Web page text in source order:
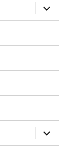
ouvrir
le
sous-
ouvrir
le
sous-